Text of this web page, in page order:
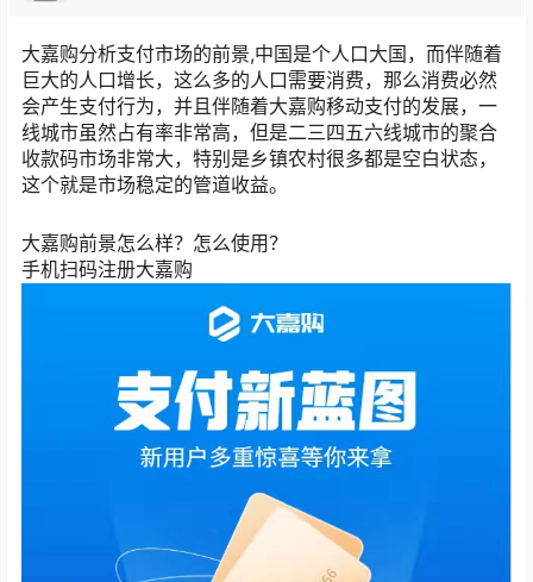
大嘉购分析支付市场的前景,中国是个人口大国，而伴随着
巨大的人口增长，这么多的人口需要消费，那么消费必然
会产生支付行为，并且伴随着大嘉购移动支付的发展，一
线城市虽然占有率非常高，但是二三四五六线城市的聚合
收款码市场非常大，特别是乡镇农村很多都是空白状态，
这个就是市场稳定的管道收益。
大嘉购前景怎么样？怎么使用？
手机扫码注册大嘉购